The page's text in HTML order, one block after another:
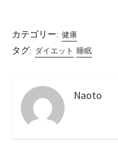
カテゴリー: 健康
タグ: ダイエット 睡眠
Naoto